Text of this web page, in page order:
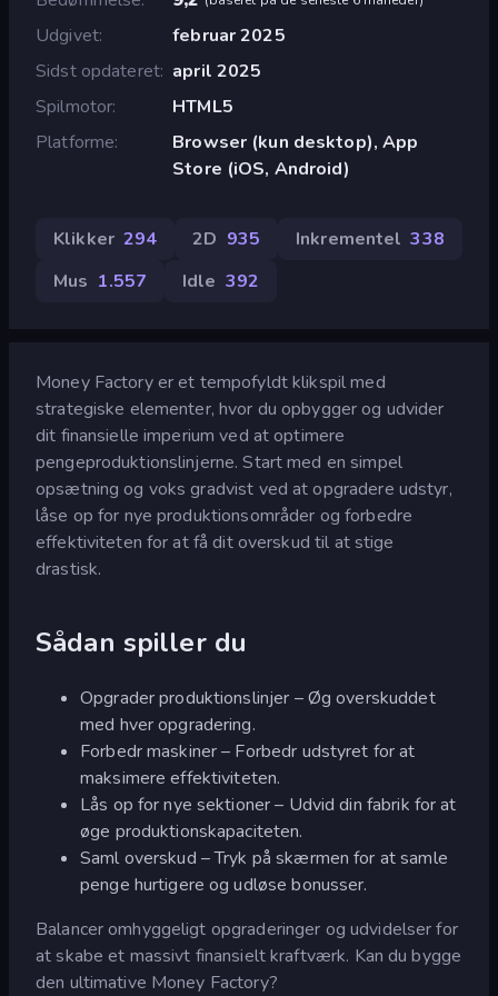
Udgivet
februar 2025
Sidst opdateret april 2025
Spilmotor
HTML5
Platforme
Browser (kun desktop), App
Store (iOS, Android)
Klikker 294 2D 935 Inkrementel 338
Mus 1.557 Idle 392
Money Factory er et tempofyldt klikspil med
strategiske elementer, hvor du opbygger og udvider
dit finansielle imperium ved at optimere
pengeproduktionslinjerne. Start med en simpel
opsætning og voks gradvist ved at opgradere udstyr,
låse op for nye produktionsområder og forbedre
effektiviteten for at få dit overskud til at stige
drastisk.
Sådan spiller du
Opgrader produktionslinjer – Øg overskuddet
med hver opgradering.
Forbedr maskiner – Forbedr udstyret for at
maksimere effektiviteten.
Lås op for nye sektioner – Udvid din fabrik for at
øge produktionskapaciteten.
Saml overskud – Tryk på skærmen for at samle
penge hurtigere og udløse bonusser.
Balancer omhyggeligt opgraderinger og udvidelser for
at skabe et massivt finansielt kraftværk. Kan du bygge
den ultimative Money Factory?